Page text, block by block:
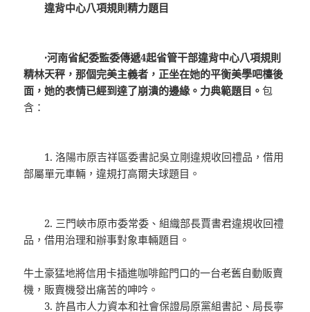
違背中心八項規則精力題目
·河南省紀委監委傳遞4起省管干部違背中心八項規則
精林天秤，那個完美主義者，正坐在她的平衡美學吧檯後
面，她的表情已經到達了崩潰的邊緣。力典範題目。包
含：
1. 洛陽市原吉祥區委書記吳立剛違規收回禮品，借用
部屬單元車輛，違規打高爾夫球題目。
2. 三門峽市原市委常委、組織部長賈書君違規收回禮
品，借用治理和辦事對象車輛題目。
牛土豪猛地將信用卡插進咖啡館門口的一台老舊自動販賣
機，販賣機發出痛苦的呻吟。
3. 許昌市人力資本和社會保證局原黨組書記、局長寧